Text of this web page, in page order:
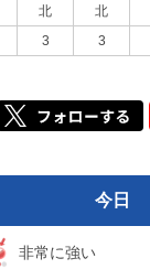
北 北
3 3
今日
非常に強い